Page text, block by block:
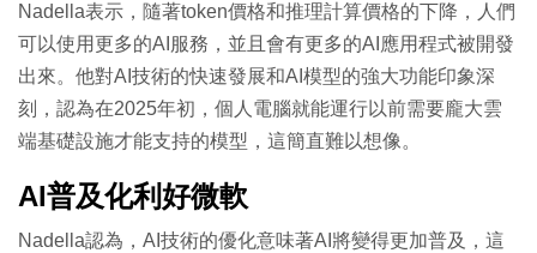
Nadella表示，隨著token價格和推理計算價格的下降，人們
可以使用更多的AI服務，並且會有更多的AI應用程式被開發
出來。他對AI技術的快速發展和AI模型的強大功能印象深
刻，認為在2025年初，個人電腦就能運行以前需要龐大雲
端基礎設施才能支持的模型，這簡直難以想像。
AI普及化利好微軟
Nadella認為，AI技術的優化意味著AI將變得更加普及，這